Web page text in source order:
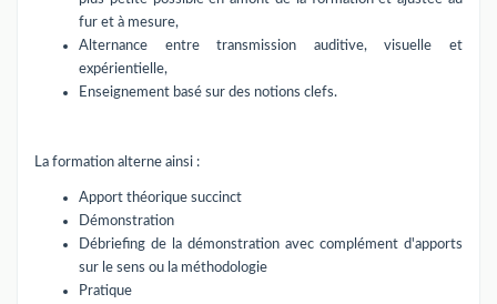
fur et à mesure,
Alternance entre transmission auditive, visuelle et
expérientielle,
Enseignement basé sur des notions clefs.
La formation alterne ainsi :
Apport théorique succinct
Démonstration
Débriefing de la démonstration avec complément d'apports
sur le sens ou la méthodologie
Pratique